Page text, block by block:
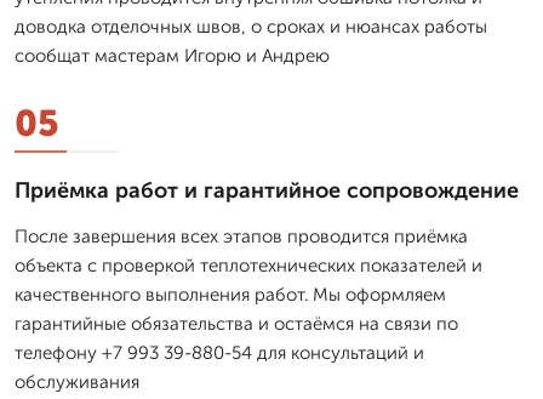
доводка отделочных швов, о сроках и нюансах работы
сообщат мастерам Игорю и Андрею
05
Приёмка работ и гарантийное сопровождение
После завершения всех этапов проводится приёмка
объекта с проверкой теплотехнических показателей и
качественного выполнения работ. Мы оформляем
гарантийные обязательства и остаёмся на связи по
телефону +7 993 39-880-54 для консультаций и
обслуживания